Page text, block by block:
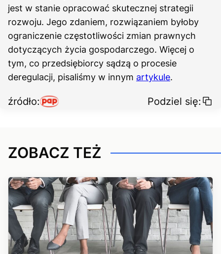
jest w stanie opracować skutecznej strategii
rozwoju. Jego zdaniem, rozwiązaniem byłoby
ograniczenie częstotliwości zmian prawnych
dotyczących życia gospodarczego. Więcej o
tym, co przedsiębiorcy sądzą o procesie
deregulacji, pisaliśmy w innym artykule.
źródło: Podziel się:
ZOBACZ TEŻ